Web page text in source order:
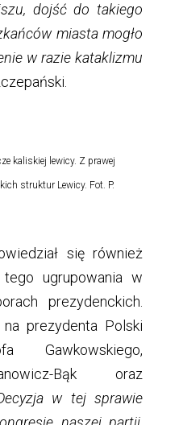
dojść do takiego
miasta mogło
w razie kataklizmu
kaliskiej lewicy. Z prawej
struktur Lewicy. Fot. P.
się również
tego ugrupowania w
prezydenckich.
prezydenta Polski
Gawkowskiego,
Bąk oraz
w tej sprawie